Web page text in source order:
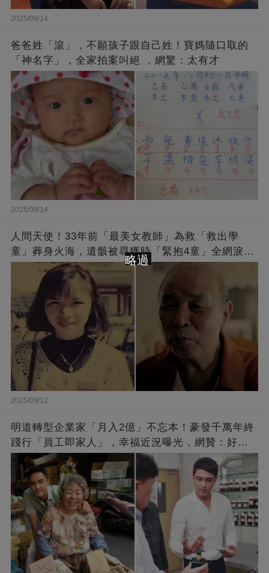
2025/09/14
爸爸姓「滾」，不願孩子跟自己姓！寶媽隨口取的
「神名字」，全家拍案叫絕 ，網驚：太有才
2025/09/14
人間天使！33年前「最美女教師」為救「救出學
童」葬身火海，遺骸被尋獲時「緊抱4童」全網淚
崩：真正的英雄不該被遺忘
2025/09/12
明道轉型企業家「月入2億」不忘本！豪發千萬年終
踐行「員工即家人」，幸福近況曝光，網贊：好老
闆的福報
略過